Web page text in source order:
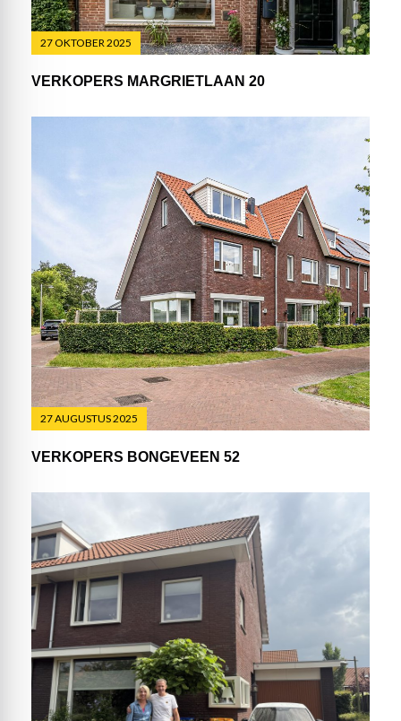
27 OKTOBER 2025
VERKOPERS MARGRIETLAAN 20
27 AUGUSTUS 2025
VERKOPERS BONGEVEEN 52